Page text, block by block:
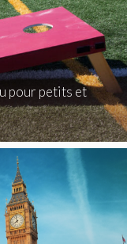
pour petits et